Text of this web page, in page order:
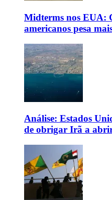
Midterms nos EUA:
americanos pesa
Análise: Estados
de obrigar Irã a